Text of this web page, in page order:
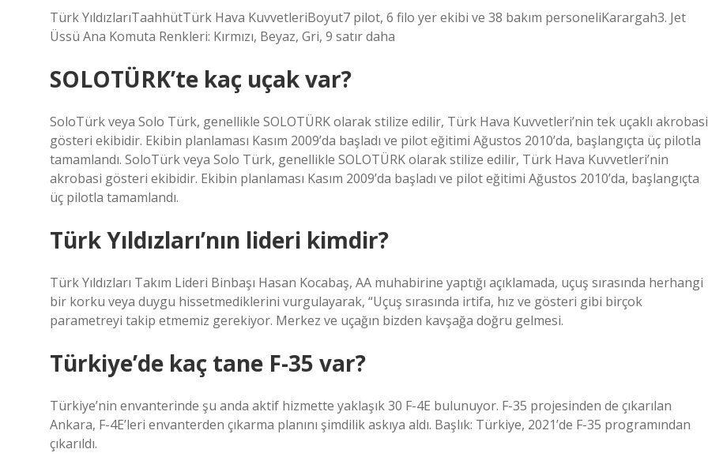
Türk YıldızlarıTaahhütTürk Hava KuvvetleriBoyut7 pilot, 6 filo yer ekibi ve 38 bakım personeliKarargah3. Jet
Üssü Ana Komuta Renkleri: Kırmızı, Beyaz, Gri, 9 satır daha
SOLOTÜRK’te kaç uçak var?
SoloTürk veya Solo Türk, genellikle SOLOTÜRK olarak stilize edilir, Türk Hava Kuvvetleri’nin tek uçaklı akrobasi
gösteri ekibidir. Ekibin planlaması Kasım 2009’da başladı ve pilot eğitimi Ağustos 2010’da, başlangıçta üç pilotla
tamamlandı. SoloTürk veya Solo Türk, genellikle SOLOTÜRK olarak stilize edilir, Türk Hava Kuvvetleri’nin
akrobasi gösteri ekibidir. Ekibin planlaması Kasım 2009’da başladı ve pilot eğitimi Ağustos 2010’da, başlangıçta
üç pilotla tamamlandı.
Türk Yıldızları’nın lideri kimdir?
Türk Yıldızları Takım Lideri Binbaşı Hasan Kocabaş, AA muhabirine yaptığı açıklamada, uçuş sırasında herhangi
bir korku veya duygu hissetmediklerini vurgulayarak, “Uçuş sırasında irtifa, hız ve gösteri gibi birçok
parametreyi takip etmemiz gerekiyor. Merkez ve uçağın bizden kavşağa doğru gelmesi.
Türkiye’de kaç tane F-35 var?
Türkiye’nin envanterinde şu anda aktif hizmette yaklaşık 30 F-4E bulunuyor. F-35 projesinden de çıkarılan
Ankara, F-4E’leri envanterden çıkarma planını şimdilik askıya aldı. Başlık: Türkiye, 2021’de F-35 programından
çıkarıldı.